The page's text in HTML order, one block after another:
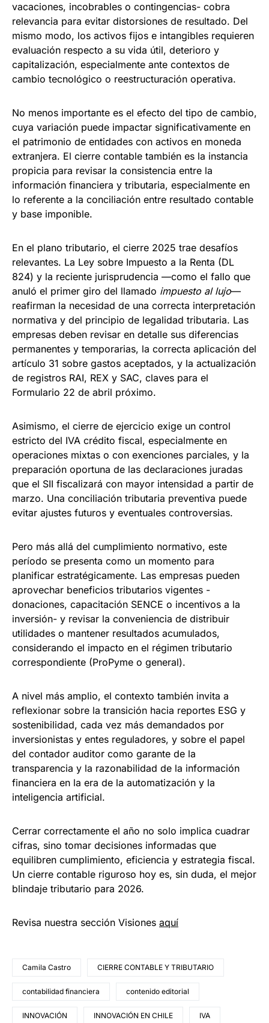
vacaciones, incobrables o contingencias- cobra
relevancia para evitar distorsiones de resultado. Del
mismo modo, los activos fijos e intangibles requieren
evaluación respecto a su vida útil, deterioro y
capitalización, especialmente ante contextos de
cambio tecnológico o reestructuración operativa.
No menos importante es el efecto del tipo de cambio,
cuya variación puede impactar significativamente en
el patrimonio de entidades con activos en moneda
extranjera. El cierre contable también es la instancia
propicia para revisar la consistencia entre la
información financiera y tributaria, especialmente en
lo referente a la conciliación entre resultado contable
y base imponible.
En el plano tributario, el cierre 2025 trae desafíos
relevantes. La Ley sobre Impuesto a la Renta (DL
824) y la reciente jurisprudencia —como el fallo que
anuló el primer giro del llamado impuesto al lujo—
reafirman la necesidad de una correcta interpretación
normativa y del principio de legalidad tributaria. Las
empresas deben revisar en detalle sus diferencias
permanentes y temporarias, la correcta aplicación del
artículo 31 sobre gastos aceptados, y la actualización
de registros RAI, REX y SAC, claves para el
Formulario 22 de abril próximo.
Asimismo, el cierre de ejercicio exige un control
estricto del IVA crédito fiscal, especialmente en
operaciones mixtas o con exenciones parciales, y la
preparación oportuna de las declaraciones juradas
que el SII fiscalizará con mayor intensidad a partir de
marzo. Una conciliación tributaria preventiva puede
evitar ajustes futuros y eventuales controversias.
Pero más allá del cumplimiento normativo, este
período se presenta como un momento para
planificar estratégicamente. Las empresas pueden
aprovechar beneficios tributarios vigentes -
donaciones, capacitación SENCE o incentivos a la
inversión- y revisar la conveniencia de distribuir
utilidades o mantener resultados acumulados,
considerando el impacto en el régimen tributario
correspondiente (ProPyme o general).
A nivel más amplio, el contexto también invita a
reflexionar sobre la transición hacia reportes ESG y
sostenibilidad, cada vez más demandados por
inversionistas y entes reguladores, y sobre el papel
del contador auditor como garante de la
transparencia y la razonabilidad de la información
financiera en la era de la automatización y la
inteligencia artificial.
Cerrar correctamente el año no solo implica cuadrar
cifras, sino tomar decisiones informadas que
equilibren cumplimiento, eficiencia y estrategia fiscal.
Un cierre contable riguroso hoy es, sin duda, el mejor
blindaje tributario para 2026.
Revisa nuestra sección Visiones aquí
Camila Castro CIERRE CONTABLE Y TRIBUTARIO
contabilidad financiera contenido editorial
INNOVACIÓN INNOVACIÓN EN CHILE IVA